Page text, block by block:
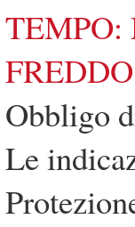
Obbligo
Le